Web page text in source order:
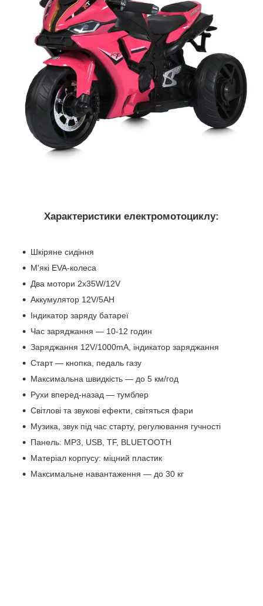
Характеристики електромотоциклу:
Шкіряне сидіння
М'які EVA-колеса
Два мотори 2х35W/12V
Аккумулятор 12V/5AH
Індикатор заряду батареї
Час заряджання — 10-12 годин
Заряджання 12V/1000mA, індикатор заряджання
Старт — кнопка, педаль газу
Максимальна швидкість — до 5 км/год
Рухи вперед-назад — тумблер
Світлові та звукові ефекти, світяться фари
Музика, звук під час старту, регулювання гучності
Панель: MP3, USB, TF, BLUETOOTH
Матеріал корпусу: міцний пластик
Максимальне навантаження — до 30 кг